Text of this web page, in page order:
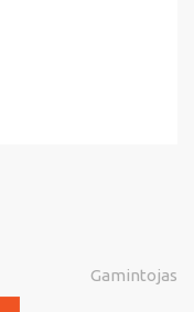
Gamintojas